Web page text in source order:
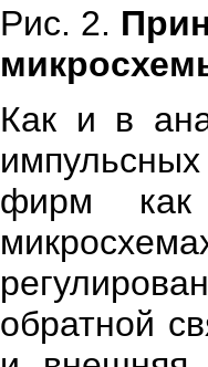
Рис. 2.
Как и в
фирм
обратной